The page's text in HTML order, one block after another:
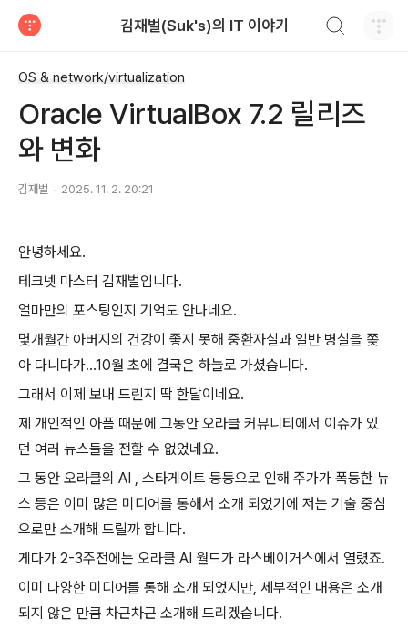
김재벌(Suk's)의 IT 이야기
OS & network/virtualization
Oracle VirtualBox 7.2 릴리즈
와 변화
김재벌 2025. 11. 2. 20:21
안녕하세요.
테크넷 마스터 김재벌입니다.
얼마만의 포스팅인지 기억도 안나네요.
몇개월간 아버지의 건강이 좋지 못해 중환자실과 일반 병실을 쫒
아 다니다가...10월 초에 결국은 하늘로 가셨습니다.
그래서 이제 보내 드린지 딱 한달이네요.
제 개인적인 아픔 때문에 그동안 오라클 커뮤니티에서 이슈가 있
던 여러 뉴스들을 전할 수 없었네요.
그 동안 오라클의 AI , 스타게이트 등등으로 인해 주가가 폭등한 뉴
스 등은 이미 많은 미디어를 통해서 소개 되었기에 저는 기술 중심
으로만 소개해 드릴까 합니다.
게다가 2-3주전에는 오라클 AI 월드가 라스베이거스에서 열렸죠.
이미 다양한 미디어를 통해 소개 되었지만, 세부적인 내용은 소개
되지 않은 만큼 차근차근 소개해 드리겠습니다.